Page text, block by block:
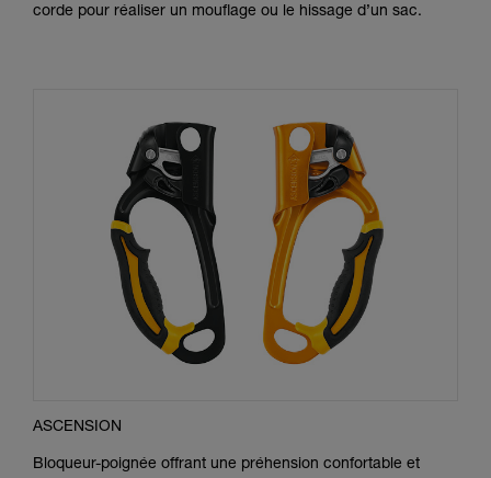
corde pour réaliser un mouflage ou le hissage d’un sac.
ASCENSION
Bloqueur-poignée offrant une préhension confortable et